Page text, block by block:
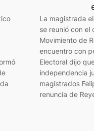
La magistrada
se reunió con el
Movimiento de
encuentro con
Electoral dijo
independencia
magistrados
renuncia de